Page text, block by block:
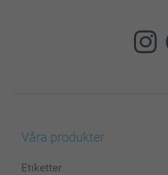
Våra produkter
Etiketter